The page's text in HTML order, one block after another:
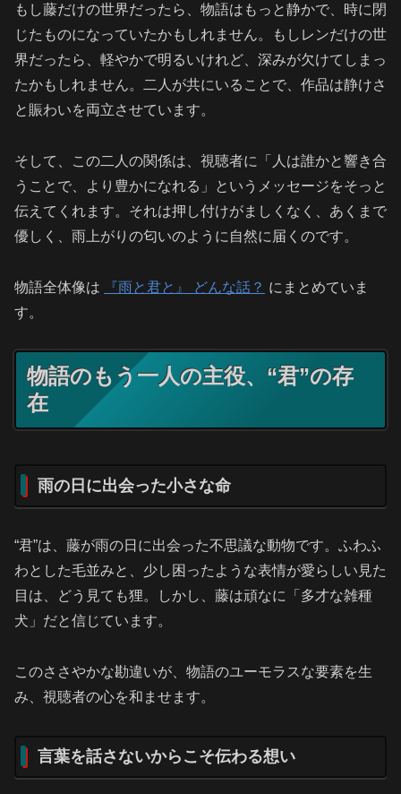
もし藤だけの世界だったら、物語はもっと静かで、時に閉
じたものになっていたかもしれません。もしレンだけの世
界だったら、軽やかで明るいけれど、深みが欠けてしまっ
たかもしれません。二人が共にいることで、作品は静けさ
と賑わいを両立させています。
そして、この二人の関係は、視聴者に「人は誰かと響き合
うことで、より豊かになれる」というメッセージをそっと
伝えてくれます。それは押し付けがましくなく、あくまで
優しく、雨上がりの匂いのように自然に届くのです。
物語全体像は 『雨と君と』 どんな話？ にまとめていま
す。
物語のもう一人の主役、“君”の存
在
雨の日に出会った小さな命
“君”は、藤が雨の日に出会った不思議な動物です。ふわふ
わとした毛並みと、少し困ったような表情が愛らしい見た
目は、どう見ても狸。しかし、藤は頑なに「多才な雑種
犬」だと信じています。
このささやかな勘違いが、物語のユーモラスな要素を生
み、視聴者の心を和ませます。
言葉を話さないからこそ伝わる想い